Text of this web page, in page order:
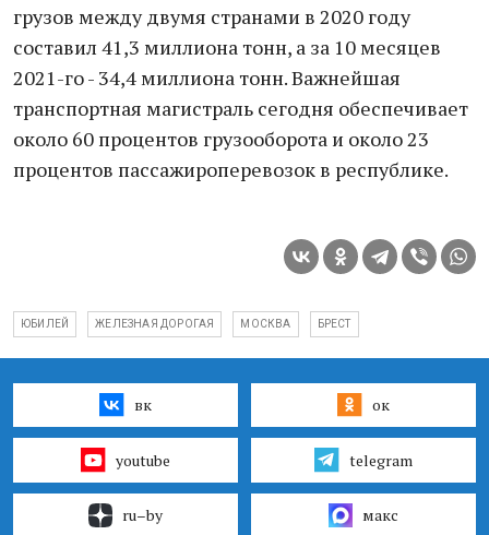
грузов между двумя странами в 2020 году
составил 41,3 миллиона тонн, а за 10 месяцев
2021-го - 34,4 миллиона тонн. Важнейшая
транспортная магистраль сегодня обеспечивает
около 60 процентов грузооборота и около 23
процентов пассажироперевозок в республике.
ЮБИЛЕЙ ЖЕЛЕЗНАЯ ДОРОГАЯ МОСКВА БРЕСТ
вк ок
youtube telegram
ru–by макс